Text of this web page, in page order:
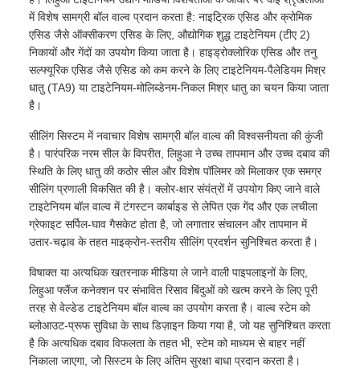
में विशेष सामग्री बॉल वाल्व प्रदान करता है: नाइट्रिक एसिड और क्रोमिक
एसिड जैसे ऑक्सीकरण एसिड के लिए, औद्योगिक शुद्ध टाइटेनियम (टीए 2)
निकायों और गेंदों का उपयोग किया जाता है। हाइड्रोक्लोरिक एसिड और तनु
सल्फ्यूरिक एसिड जैसे एसिड को कम करने के लिए टाइटेनियम-पैलेडियम मिश्र
धातु (TA9) या टाइटेनियम-मोलिब्डेनम-निकल मिश्र धातु का चयन किया जाता
है।
सीलिंग सिस्टम में नवाचार विशेष सामग्री बॉल वाल्व की विश्वसनीयता की कुंजी
है। पारंपरिक नरम सील के विपरीत, लिहुआ ने उच्च तापमान और उच्च दबाव की
स्थिति के लिए धातु की कठोर सील और विशेष पॉलिमर को मिलाकर एक समग्र
सीलिंग प्रणाली विकसित की है। क्लोर-क्षार संयंत्रों में उपयोग किए जाने वाले
टाइटेनियम बॉल वाल्व में टंगस्टन कार्बाइड से लेपित एक गेंद और एक लचीला
ग्रेफाइट सर्पिल-घाव गैसकेट होता है, जो लगातार संचालन और तापमान में
उतार-चढ़ाव के तहत माइक्रोन-स्तरीय सीलिंग प्रदर्शन सुनिश्चित करता है।
विषाक्त या अत्यधिक खतरनाक मीडिया ले जाने वाली पाइपलाइनों के लिए,
लिहुआ फ्लैंज कनेक्शन पर संभावित रिसाव बिंदुओं को खत्म करने के लिए पूरी
तरह से वेल्डेड टाइटेनियम बॉल वाल्व का उपयोग करता है। वाल्व स्टेम को
ब्लोआउट-प्रूफ सुविधा के साथ डिज़ाइन किया गया है, जो यह सुनिश्चित करता
है कि अत्यधिक दबाव विफलता के तहत भी, स्टेम को माध्यम से बाहर नहीं
निकाला जाएगा, जो सिस्टम के लिए अंतिम सुरक्षा बाधा प्रदान करता है।